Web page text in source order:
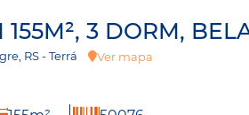
3 DORM,
RS - Terrá Ver mapa